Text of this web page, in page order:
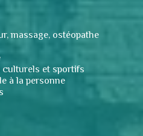
massage, ostéopathe
et sportifs
à la personne